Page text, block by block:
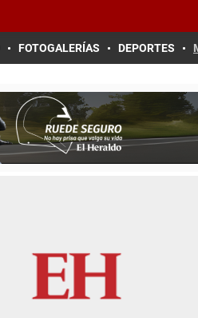
FOTOGALERÍAS DEPORTES